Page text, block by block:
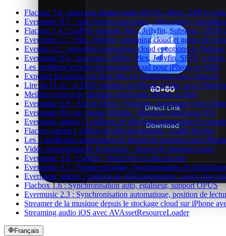
Flacbox 7.6 : nouveau moteur audio BASS, effets, DSP et
Evermusic 8.7 : vraie lecture sans blanc, effets audio,
Flacbox 7.4 : CarPlay repensé, Plex, Jellyfin, Subsonic, SFTP
Evervideo 1.7 : Plex, Jellyfin, streaming cloud et gestes de
Evertag 4.2 : nouvelles connexions cloud et options de l'éditeur
Evermusic 8.6 : nouveau CarPlay, Plex, Jellyfin, SFTP, widget
Les meilleurs lecteurs de musique cloud pour iPhone en 2026
Exporter les articles de blog Wix en Markdown avec OpenAI
Lire du FLAC et DSD lossless sur iPhone et Mac avec Flacbox
Meilleur lecteur de musique cloud pour iPhone et iPad
Evermusic 6.8 : Aliyun Drive, Synology, nouveaux styles
Evermusic Pro sur Setapp Mobile : Musique cloud pour iOS
Evermusic atteint 11 millions de téléchargements dans le monde
Flacbox atteint 1 million de téléchargements : Audio Hi-Res
Les 5 meilleures applications de lecteur de musique pour
Vidéo promotionnelle Evermusic : lecteur de musique cloud
Evermusic 3.6 : CarPlay, VoiceOver et plus encore
Evermusic 3.1 : Fondu enchaîné, synchronisation de
Evermusic atteint 3 millions de téléchargements : aperçu des
Flacbox 1.6 : Synchronisation auto, égaliseur, support OPUS
Evermusic 2.3 : Synchronisation automatique, position de
Streamer de la musique depuis le stockage cloud sur iPhone
Streaming audio iOS avec AVAssetResourceLoader
Français